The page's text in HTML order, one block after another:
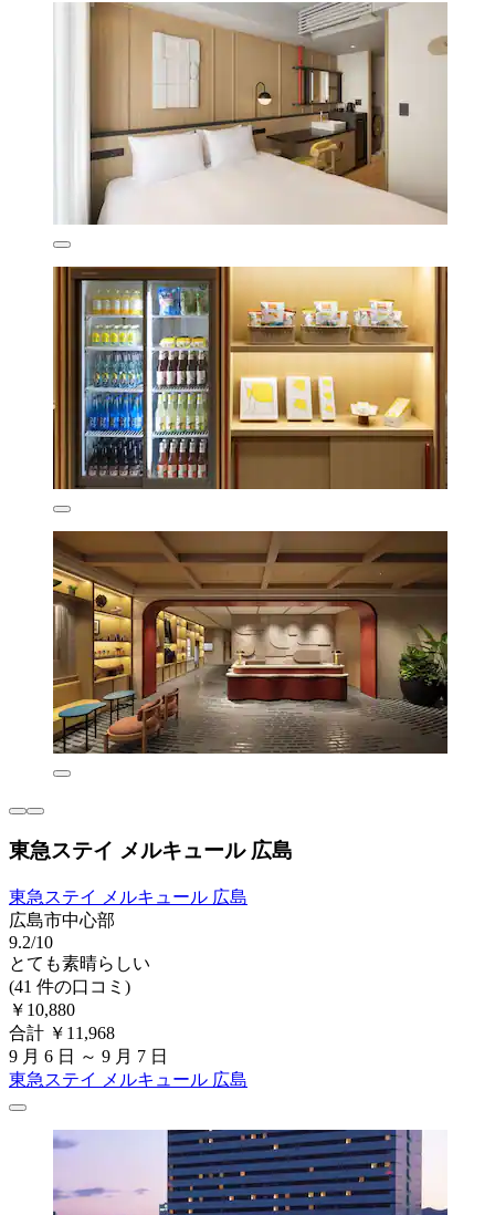
東急ステイ メルキュール 広島
東急ステイ メルキュール 広島
広島市中心部
9.2/10
とても素晴らしい
(41 件の口コミ)
￥10,880
合計 ￥11,968
9 月 6 日 ～ 9 月 7 日
東急ステイ メルキュール 広島